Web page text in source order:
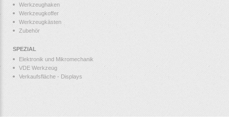
Werkzeughaken
Werkzeugkoffer
Werkzeugkästen
Zubehör
SPEZIAL
Elektronik und Mikromechanik
VDE Werkzeug
Verkaufsfläche - Displays